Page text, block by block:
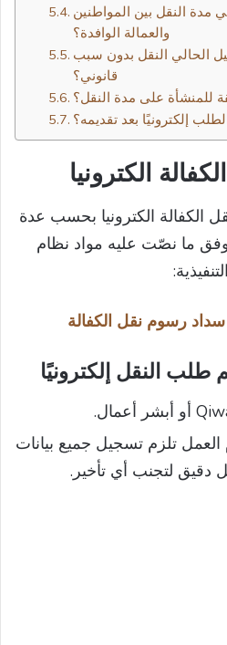
مدة النقل بين المواطنين
والعمالة الوافدة؟
الحالي النقل بدون سبب
قانوني؟
للمنشأة على مدة النقل؟
إلكترونيًا بعد تقديمه؟
الكترونيا​
الكفالة الكترونيا بحسب عدة
وفق ما نصّت عليه مواد نظام
سداد رسوم نقل الكفالة
طلب النقل إلكترونيًا
نظام العمل تلزم تسجيل جميع بيانات
دقيق لتجنب أي تأخير.